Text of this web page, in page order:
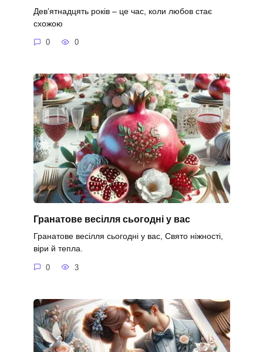
Дев’ятнадцять років – це час, коли любов стає
схожою
0 0
Гранатове весілля сьогодні у вас
Гранатове весілля сьогодні у вас, Свято ніжності,
віри й тепла.
0 3